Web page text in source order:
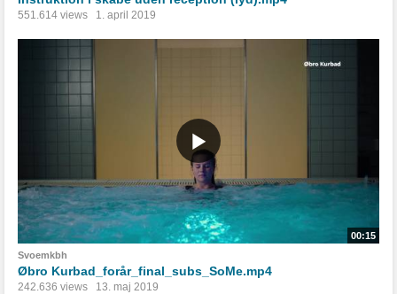
551.614 views 1. april 2019
00:15
Svoemkbh
Øbro Kurbad_forår_final_subs_SoMe.mp4
242.636 views 13. maj 2019